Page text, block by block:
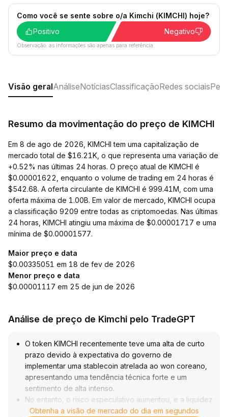
Como você se sente sobre o/a Kimchi (KIMCHI) hoje?
Positivo
Negativo
Observação: as informações são apenas para referência.
Visão geralAnáliseNotíciasClassificaçãoRedes sociais
Resumo da movimentação do preço de KIMCHI
Em 8 de ago de 2026, KIMCHI tem uma capitalização de
mercado total de $16.21K, o que representa uma variação de
+0.52% nas últimas 24 horas. O preço atual de KIMCHI é
$0.00001622, enquanto o volume de trading em 24 horas é
$542.68. A oferta circulante de KIMCHI é 999.41M, com uma
oferta máxima de 1.00B. Em valor de mercado, KIMCHI ocupa
a classificação 9209 entre todas as criptomoedas. Nas últimas
24 horas, KIMCHI atingiu uma máxima de $0.00001717 e uma
mínima de $0.00001577.
Maior preço e data
$0.00335051 em 18 de fev de 2026
Menor preço e data
$0.00001117 em 25 de jun de 2026
Análise de preço de Kimchi pelo TradeGPT
O token KIMCHI recentemente teve uma alta de curto
prazo devido à expectativa do governo de
implementar uma stablecoin atrelada ao won coreano,
apresentando uma tendência técnica forte e um
sentimento de alta intenso.
No entanto, o risco especulativo aumentou, e a liquidez
insuficiente faz com que o preço seja suscetível a
Obtenha a visão de mercado do dia em segundos